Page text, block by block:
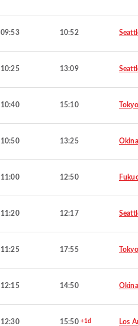
09:53 10:52
10:25 13:09
10:40 15:10 Tokyo
10:50 13:25
11:00 12:50
11:20 12:17
11:25 17:55 Tokyo
12:15 14:50
12:30 15:50 +1d Los